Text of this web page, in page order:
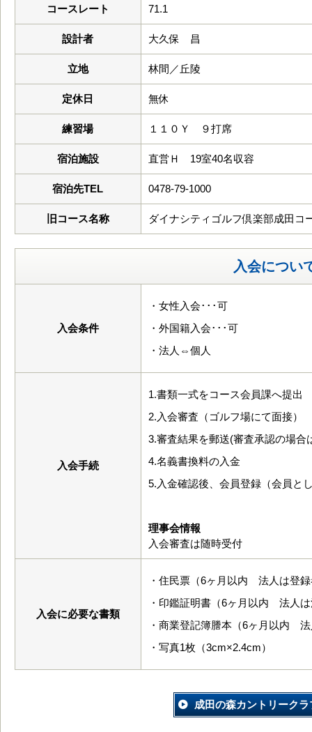
コースレート 71.1
設計者 大久保 昌
立地 林間／丘陵
定休日 無休
練習場 １１０Ｙ ９打席
宿泊施設 直営Ｈ 19室40名収容
宿泊先TEL 0478-79-1000
旧コース名称 ダイナシティゴルフ倶楽部成田コ
入会につい
入会条件
・女性入会･･･可
・外国籍入会･･･可
・法人⇔個人
入会手続
1.書類一式をコース会員課へ提出
2.入会審査（ゴルフ場にて面接）
3.審査結果を郵送(審査承認の場合
4.名義書換料の入金
5.入金確認後、会員登録（会員と
理事会情報
入会審査は随時受付
入会に必要な書類
・住民票（6ヶ月以内 法人は登
・印鑑証明書（6ヶ月以内 法人
・商業登記簿謄本（6ヶ月以内
・写真1枚（3cm×2.4cm）
成田の森カントリーク